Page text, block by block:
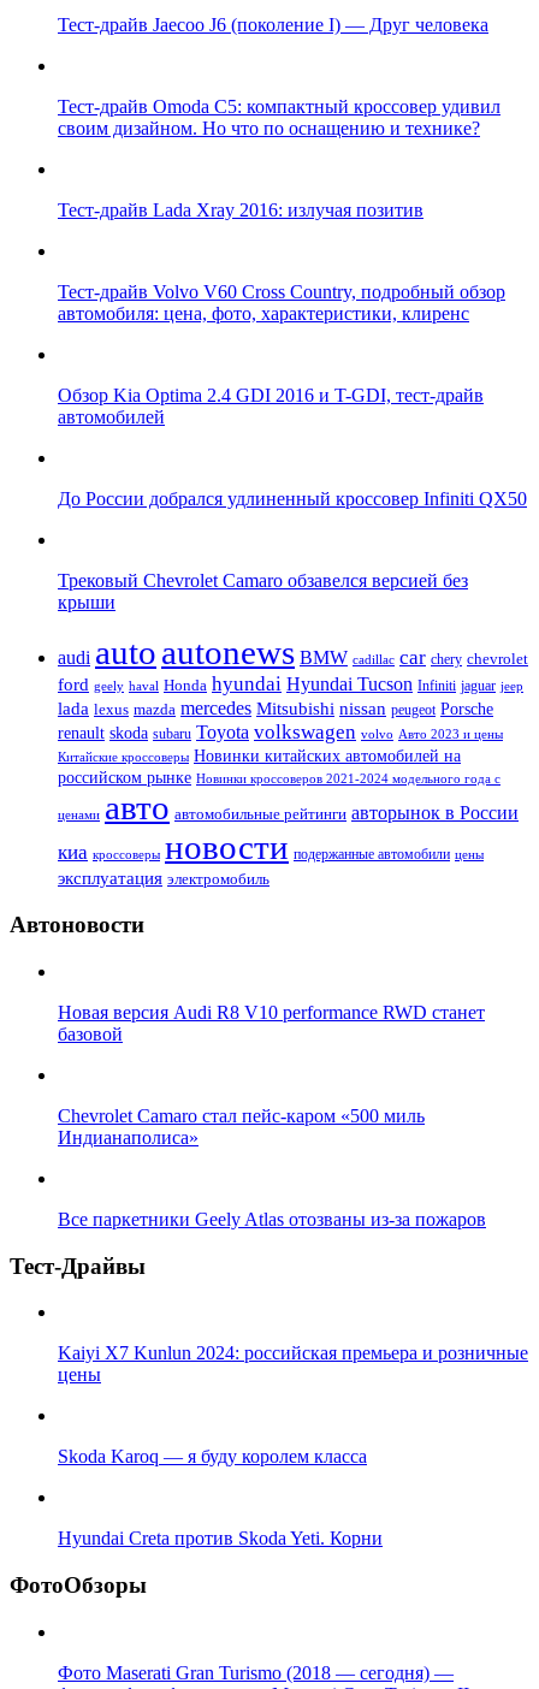
Тест-драйв Jaecoo J6 (поколение I) — Друг человека
Тест-драйв Omoda C5: компактный кроссовер удивил
своим дизайном. Но что по оснащению и технике?
Тест-драйв Lada Xray 2016: излучая позитив
Тест-драйв Volvo V60 Cross Country, подробный обзор
автомобиля: цена, фото, характеристики, клиренс
Обзор Kia Optima 2.4 GDI 2016 и T-GDI, тест-драйв
автомобилей
До России добрался удлиненный кроссовер Infiniti QX50
Трековый Chevrolet Camaro обзавелся версией без
крыши
audi autoautonews BMW cadillac car chery chevrolet
ford geely haval Honda hyundai Hyundai Tucson Infiniti jaguar jeep
lada lexus mazda mercedes Mitsubishi nissan peugeot Porsche
renault skoda subaru Toyota volkswagen volvo Авто 2023 и цены
Китайские кроссоверы Новинки китайских автомобилей на
российском рынке Новинки кроссоверов 2021-2024 модельного года с
ценами авто автомобильные рейтинги авторынок в России
киа кроссоверы новости подержанные автомобили цены
эксплуатация электромобиль
Автоновости
Новая версия Audi R8 V10 performance RWD станет
базовой
Chevrolet Camaro стал пейс-каром «500 миль
Индианаполиса»
Все паркетники Geely Atlas отозваны из-за пожаров
Тест-Драйвы
Kaiyi X7 Kunlun 2024: российская премьера и розничные
цены
Skoda Karoq — я буду королем класса
Hyundai Creta против Skoda Yeti. Корни
ФотоОбзоры
Фото Maserati Gran Turismo (2018 — сегодня) —